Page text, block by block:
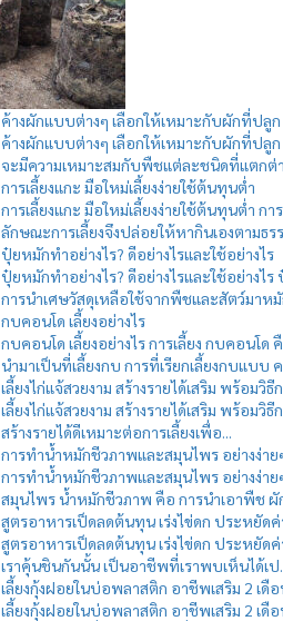
ค้างผักแบบต่างๆ เลือกให้เหมาะกับผักที่ปลูก
ค้างผักแบบต่างๆ เลือกให้เหมาะกับผักที่ป
จะมีความเหมาะสมกับพืชแต่ละชนิดที่แตกต่
การเลี้ยงแกะ มือใหม่เลี้ยงง่ายใช้ต้นทุนต่ำ
การเลี้ยงแกะ มือใหม่เลี้ยงง่ายใช้ต้นทุนต่ำ กา
ลักษณะการเลี้ยงจึงปล่อยให้หากินเองตามธร
ปุ๋ยหมักทำอย่างไร? ดีอย่างไรและใช้อย่างไร
ปุ๋ยหมักทำอย่างไร? ดีอย่างไรและใช้อย่าง
การนำเศษวัสดุเหลือใช้จากพืชและสัตว์มาห
กบคอนโด เลี้ยงอย่างไร
กบคอนโด เลี้ยงอย่างไร การเลี้ยง กบคอนโด
นำมาเป็นที่เลี้ยงกบ การที่เรียกเลี้ยงกบแบบ
เลี้ยงไก่แจ้สวยงาม สร้างรายได้เสริม พร้อมวิธีก
เลี้ยงไก่แจ้สวยงาม สร้างรายได้เสริม พร้อมวิ
สร้างรายได้ดีเหมาะต่อการเลี้ยงเพื่อ...
การทำน้ำหมักชีวภาพและสมุนไพร อย่างง่า
การทำน้ำหมักชีวภาพและสมุนไพร อย่างง่
สมุนไพร น้ำหมักชีวภาพ คือ การนำเอาพืช ผั
สูตรอาหารเป็ดลดต้นทุน เร่งไข่ดก ประหยัดค่
สูตรอาหารเป็ดลดต้นทุน เร่งไข่ดก ประหยัด
เราคุ้นชินกันนั้น เป็นอาชีพที่เราพบเห็นได้เป
เลี้ยงกุ้งฝอยในบ่อพลาสติก อาชีพเสริม 2 เดื
เลี้ยงกุ้งฝอยในบ่อพลาสติก อาชีพเสริม 2 เดื